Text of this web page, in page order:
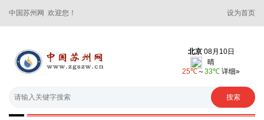
中国苏州网 欢迎您！ 设为首页